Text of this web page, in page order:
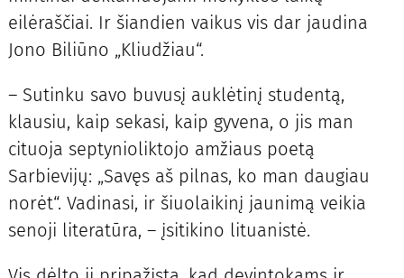
eilėraščiai. Ir šiandien vaikus vis dar jaudina
Jono Biliūno „Kliudžiau“.
– Sutinku savo buvusį auklėtinį studentą,
klausiu, kaip sekasi, kaip gyvena, o jis man
cituoja septynioliktojo amžiaus poetą
Sarbievijų: „Savęs aš pilnas, ko man daugiau
norėt“. Vadinasi, ir šiuolaikinį jaunimą veikia
senoji literatūra, – įsitikino lituanistė.